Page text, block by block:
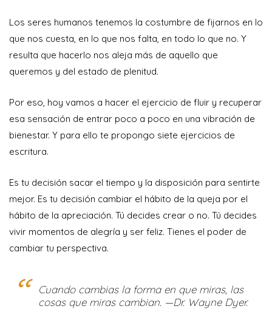
Los seres humanos tenemos la costumbre de fijarnos en lo
que nos cuesta, en lo que nos falta, en todo lo que no. Y
resulta que hacerlo nos aleja más de aquello que
queremos y del estado de plenitud.
Por eso, hoy vamos a hacer el ejercicio de fluir y recuperar
esa sensación de entrar poco a poco en una vibración de
bienestar. Y para ello te propongo siete ejercicios de
escritura.
Es tu decisión sacar el tiempo y la disposición para sentirte
mejor. Es tu decisión cambiar el hábito de la queja por el
hábito de la apreciación. Tú decides crear o no. Tú decides
vivir momentos de alegría y ser feliz. Tienes el poder de
cambiar tu perspectiva.
Cuando cambias la forma en que miras, las
cosas que miras cambian. —Dr. Wayne Dyer.